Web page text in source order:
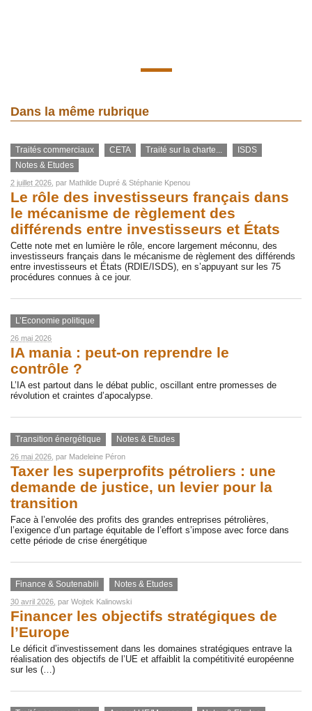
Dans la même rubrique
Traités commerciaux CETA Traité sur la charte...
ISDS
Notes & Etudes
2 juillet 2026 , par Mathilde Dupré & Stéphanie Kpenou
Le rôle des investisseurs français dans
le mécanisme de règlement des
différends entre investisseurs et États
Cette note met en lumière le rôle, encore largement méconnu, des
investisseurs français dans le mécanisme de règlement des différends
entre investisseurs et États (RDIE/ISDS), en s’appuyant sur les 75
procédures connues à ce jour.
L’Economie politique
26 mai 2026
IA mania : peut-on reprendre le
contrôle ?
L’IA est partout dans le débat public, oscillant entre promesses de
révolution et craintes d’apocalypse.
Transition énergétique Notes & Etudes
26 mai 2026 , par Madeleine Péron
Taxer les superprofits pétroliers : une
demande de justice, un levier pour la
transition
Face à l’envolée des profits des grandes entreprises pétrolières,
l’exigence d’un partage équitable de l’effort s’impose avec force dans
cette période de crise énergétique
Finance & Soutenabili Notes & Etudes
30 avril 2026 , par Wojtek Kalinowski
Financer les objectifs stratégiques de
l’Europe
Le déficit d’investissement dans les domaines stratégiques entrave la
réalisation des objectifs de l’UE et affaiblit la compétitivité européenne
sur les (…)